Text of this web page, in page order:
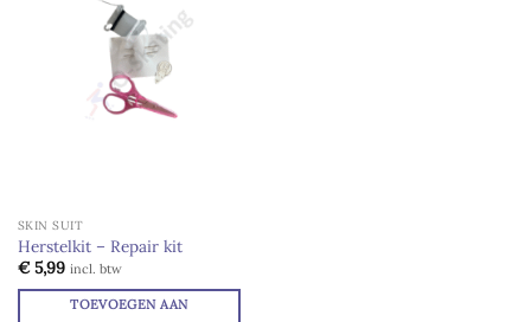
SKIN SUIT
Herstelkit – Repair kit
€5,99 incl. btw
TOEVOEGEN AAN